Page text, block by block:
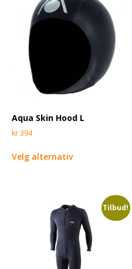
Aqua Skin Hood L
kr394
Velg alternativ
Tilbud!